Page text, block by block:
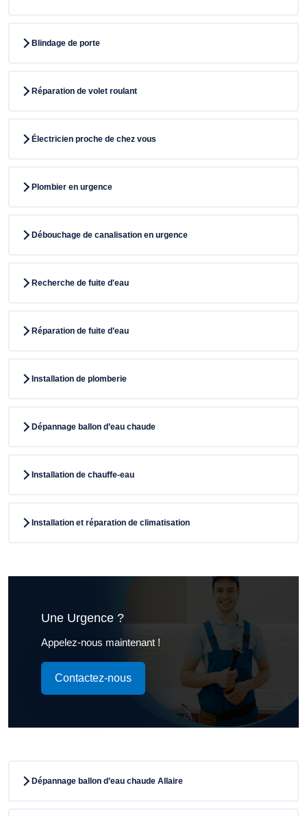
Blindage de porte
Réparation de volet roulant
Électricien proche de chez vous
Plombier en urgence
Débouchage de canalisation en urgence
Recherche de fuite d'eau
Réparation de fuite d’eau
Installation de plomberie
Dépannage ballon d’eau chaude
Installation de chauffe-eau
Installation et réparation de climatisation
Une Urgence ?
Appelez-nous maintenant !
Contactez-nous
Dépannage ballon d’eau chaude Allaire